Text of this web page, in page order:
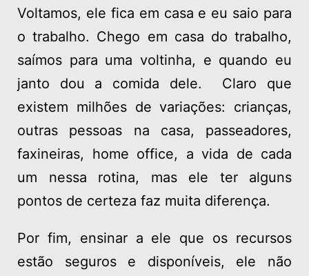
Voltamos, ele fica em casa e eu saio para
o trabalho. Chego em casa do trabalho,
saímos para uma voltinha, e quando eu
janto dou a comida dele. Claro que
existem milhões de variações: crianças,
outras pessoas na casa, passeadores,
faxineiras, home office, a vida de cada
um nessa rotina, mas ele ter alguns
pontos de certeza faz muita diferença.
Por fim, ensinar a ele que os recursos
estão seguros e disponíveis, ele não